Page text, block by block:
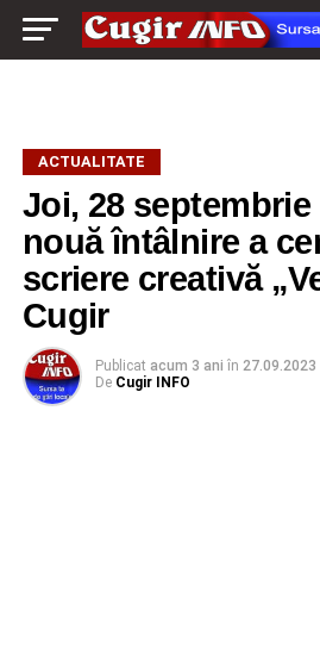
ACTUALITATE
Joi, 28 septembrie
nouă întâlnire a
scriere creativă
Cugir
Publicat acum 3 ani în 27.09.2023
De Cugir INFO